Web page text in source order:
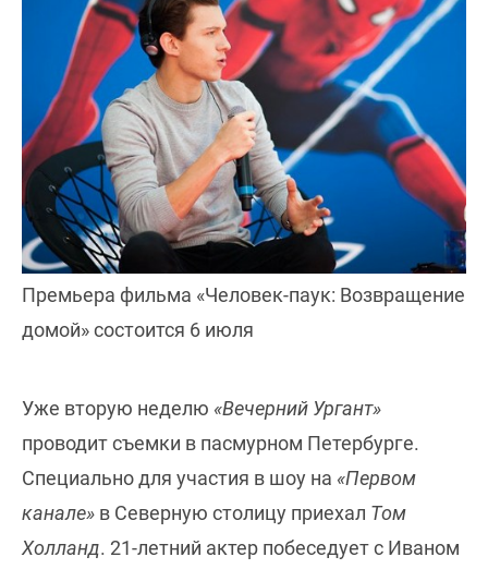
Премьера фильма «Человек-паук: Возвращение
домой» состоится 6 июля
Уже вторую неделю «Вечерний Ургант»
проводит съемки в пасмурном Петербурге.
Специально для участия в шоу на «Первом
канале» в Северную столицу приехал Том
Холланд. 21-летний актер побеседует с Иваном